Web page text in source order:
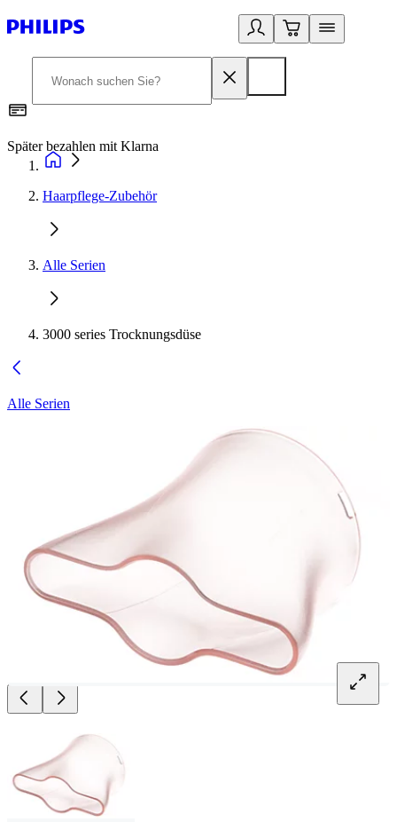
Später bezahlen mit Klarna
Haarpflege-Zubehör
Alle Serien
3000 series Trocknungsdüse
Alle Serien